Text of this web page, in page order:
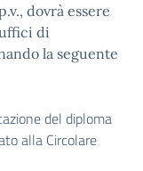
dovrà essere
di
la seguente
del diploma
alla Circolare